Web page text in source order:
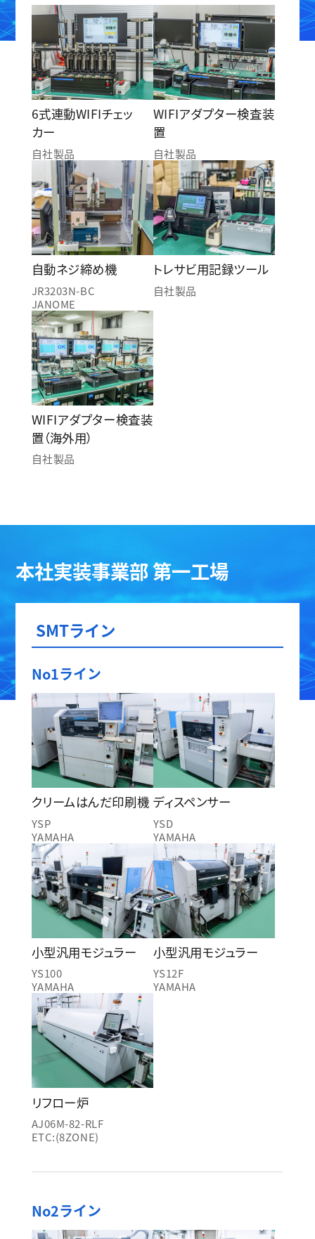
6式連動WIFIチェッ
カー
自社製品
WIFIアダプター検査装
置
自社製品
自動ネジ締め機
JR3203N-BC
JANOME
トレサビ用記録ツール
自社製品
WIFIアダプター検査装
置（海外用）
自社製品
本社実装事業部 第一工場
SMTライン
No1ライン
クリームはんだ印刷機
YSP
YAMAHA
ディスペンサー
YSD
YAMAHA
小型汎用モジュラー
YS100
YAMAHA
小型汎用モジュラー
YS12F
YAMAHA
リフロー炉
AJ06M-82-RLF
ETC:(8ZONE)
No2ライン